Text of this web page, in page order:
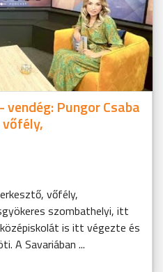
Pungor Csaba
vőfély,
szombathelyi, itt
is itt végezte és
A Savariában ...